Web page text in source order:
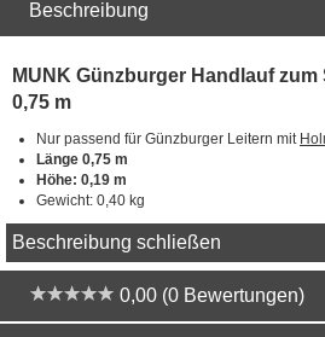
Beschreibung
MUNK Günzburger Handlauf
0,75 m
Nur passend für Günzburger Leitern mit
Länge 0,75 m
Höhe: 0,19 m
Gewicht: 0,40 kg
Beschreibung schließen
0,00 (0 Bewertungen)